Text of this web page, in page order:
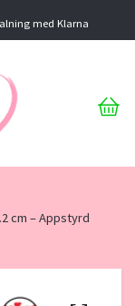
med Klarna
cm – Appstyrd